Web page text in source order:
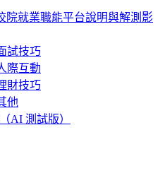
院就業職能平台說明與解測影
試技巧
際互動
財技巧
他
AI 測試版）